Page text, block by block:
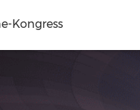
Kongress